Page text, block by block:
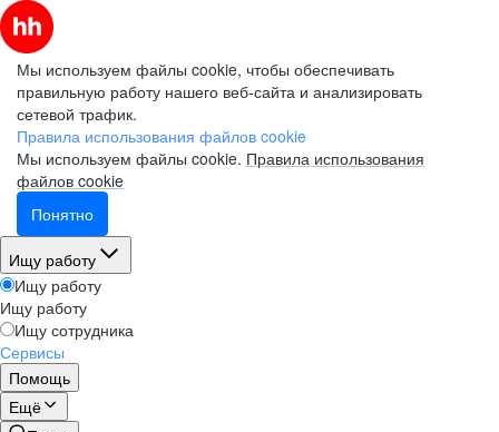
Мы используем файлы cookie, чтобы обеспечивать
правильную работу нашего веб-сайта и анализировать
сетевой трафик.
Правила использования файлов cookie
Мы используем файлы cookie. Правила использования
файлов cookie
Понятно
Ищу работу
Ищу работу
Ищу работу
Ищу сотрудника
Сервисы
Помощь
Ещё